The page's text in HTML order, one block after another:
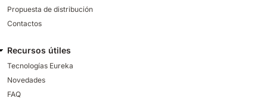
Propuesta de distribución
Contactos
Recursos útiles
Tecnologías Eureka
Novedades
FAQ